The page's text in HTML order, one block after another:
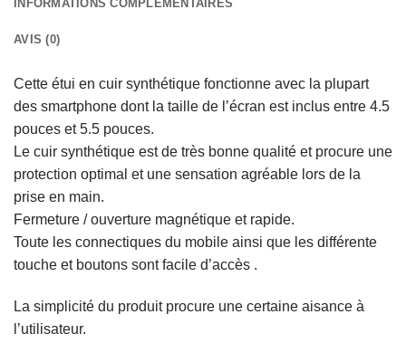
INFORMATIONS COMPLÉMENTAIRES
AVIS (0)
Cette étui en cuir synthétique fonctionne avec la plupart
des smartphone dont la taille de l’écran est inclus entre 4.5
pouces et 5.5 pouces.
Le cuir synthétique est de très bonne qualité et procure une
protection optimal et une sensation agréable lors de la
prise en main.
Fermeture / ouverture magnétique et rapide.
Toute les connectiques du mobile ainsi que les différente
touche et boutons sont facile d’accès .
La simplicité du produit procure une certaine aisance à
l’utilisateur.